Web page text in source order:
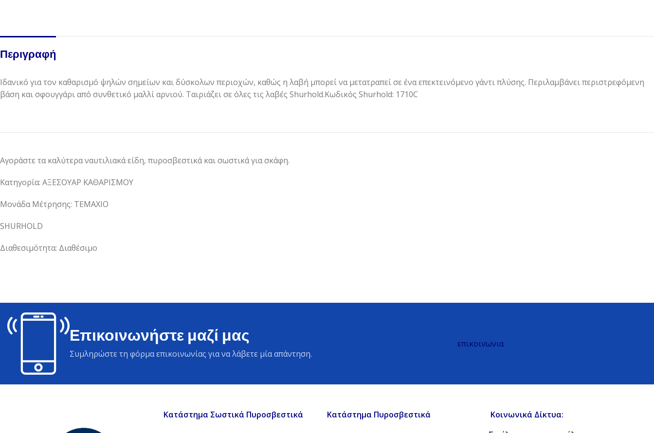
Περιγραφή
Ιδανικό για τον καθαρισμό ψηλών σημείων και δύσκολων περιοχών, καθώς η λαβή μπορεί να μετατραπεί σε ένα επεκτεινόμενο γάντι πλύσης. Περιλαμβάνει περιστρεφόμενη
βάση και σφουγγάρι από συνθετικό μαλλί αρνιού. Ταιριάζει σε όλες τις λαβές Shurhold.Κωδικός Shurhold: 1710C
Αγοράστε τα καλύτερα ναυτιλιακά είδη, πυροσβεστικά και σωστικά για σκάφη.
Κατηγορία: ΑΞΕΣΟΥΑΡ ΚΑΘΑΡΙΣΜΟΥ
Μονάδα Μέτρησης: ΤΕΜΑΧΙΟ
SHURHOLD
Διαθεσιμότητα: Διαθέσιμο
Επικοινωνήστε μαζί μας
Συμληρώστε τη φόρμα επικοινωνίας για να λάβετε μία απάντηση.
επικοινωνια
Κατάστημα Σωστικά Πυροσβεστικά Κατάστημα Πυροσβεστικά
Κοινωνικά Δίκτυα: